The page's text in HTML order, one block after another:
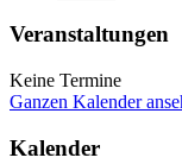
Veranstaltungen
Keine Termine
Ganzen Kalender
Kalender